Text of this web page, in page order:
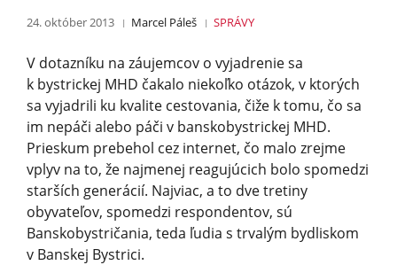
24. október 2013 Marcel Páleš SPRÁVY
V dotazníku na záujemcov o vyjadrenie sa
k bystrickej MHD čakalo niekoľko otázok, v ktorých
sa vyjadrili ku kvalite cestovania, čiže k tomu, čo sa
im nepáči alebo páči v banskobystrickej MHD.
Prieskum prebehol cez internet, čo malo zrejme
vplyv na to, že najmenej reagujúcich bolo spomedzi
starších generácií. Najviac, a to dve tretiny
obyvateľov, spomedzi respondentov, sú
Banskobystričania, teda ľudia s trvalým bydliskom
v Banskej Bystrici.